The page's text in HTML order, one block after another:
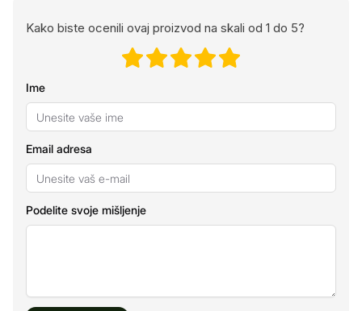
Kako biste ocenili ovaj proizvod na skali od 1 do 5?
Ime
Email adresa
Podelite svoje mišljenje